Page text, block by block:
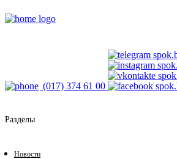
(017) 374 61 00
Разделы
Новости